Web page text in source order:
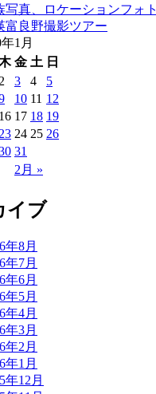
写真、ロケーションフォト
富良野撮影ツアー
1月
金 土 日
2月 »
2 3 4
5
10 11 12
16 17 18 19
23 24 25 26
31
イブ
年8月
年7月
年6月
年5月
年4月
年3月
年2月
年1月
年12月